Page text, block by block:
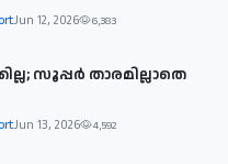
Jun 12, 2026 6,383
സൂപ്പര്‍ താരമില്ലാതെ
Jun 13, 2026 4,592